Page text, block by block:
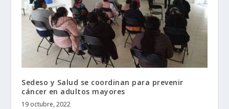
Sedeso y Salud se coordinan para prevenir
cáncer en adultos mayores
19 octubre, 2022